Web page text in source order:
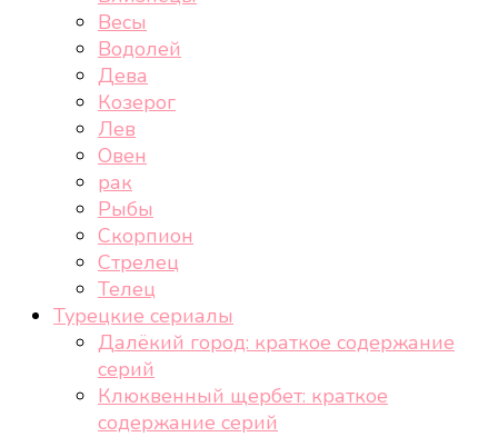
Весы
Водолей
Дева
Козерог
Лев
Овен
рак
Рыбы
Скорпион
Стрелец
Телец
Турецкие сериалы
Далёкий город: краткое содержание
серий
Клюквенный щербет: краткое
содержание серий